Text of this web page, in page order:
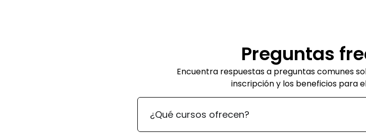
Preguntas
Encuentra respuestas a preguntas comunes
inscripción y los beneficios para
¿Qué cursos ofrecen?